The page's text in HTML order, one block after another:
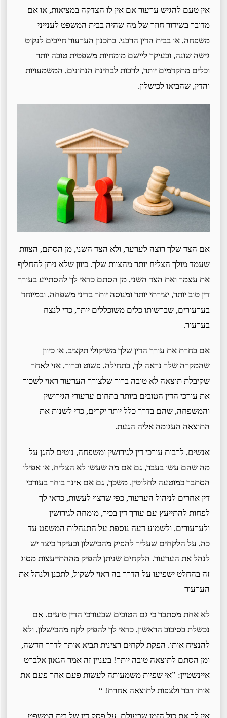
אין טעם להגיש ערעור אם אין לו הצדקה במציאות, או אם
מדובר בשידור חוזר של מה שהיה בבית המשפט לענייני
משפחה, או בבית הדין הרבני. בתכנון הערעור חייבים לנקוט
גישה שונה, ובעיקר ליישם מומחיות משפטית טובה יותר
וכלים מתקדמים יותר, לרבות לבחינת הנתונים, המשמעויות
והדין, שהביאו לכישלון.
אם הצד שלך רוצה לערער, ולא הצד השני, מן הסתם, הצוות
שעמד מולך הצליח יותר מהצוות שלך. כיוון שלא ניתן להחליף
את עצמך ואת הצד השני, מן הסתם כדאי לך להסתייע בעורך
דין טוב יותר, יצירתי יותר ומנוסה יותר בדיני משפחה, ובמיוחד
בערעורים, שברשותו כלים משוכללים יותר, כדי לנצח
בערעור.
אם בחרת את עורך הדין שלך משיקולי תקציב, או כיוון
שהמקרה שלך נראה לך, בתחילה, פשוט וברור, אזי לאחר
שקיבלת תוצאה לא טובה ברור שלצורך הערעור ראוי לשכור
את עורכי הדין הטובים ביותר בתחום ערעורי הגירושין
והמשפחה, שהם בדרך כלל יותר יקרים, כדי לשנות את
התוצאה העגומה אליה הגעת.
אנשים, לרבות עורכי דין לגירושין ומשפחה, נוטים להגן על
מה שהם עשו בעבר, גם אם מה שעשו לא הצליח, או אפילו
הסתבר כמוטעה לחלוטין. משכך, גם אם אינך בוחר בעורכי
דין אחרים לניהול הערעור, כפי שרצוי לעשות, כדאי לך
לפחות להתייעץ עם עורך דין בכיר, מומחה לגירושין
ולערעורים, ולשמוע דעה נוספת על התנהלות המשפט עד
כה, על הלקחים שעליך להפיק מהכישלון ובעיקר כיצד יש
לנהל את הערעור. הלקחים שניתן להפיק מההתייעצות מסוג
זה בהחלט ישפיעו על הדרך בה ראוי לשקול, לתכנן ולנהל את
הערעור
לא אחת מסתבר כי גם הטובים שבעורכי הדין טועים. אם
נכשלת בסיבוב הראשון, כדאי לך להפיק לקח מהכישלון, ולא
להנציח אותו. הפקת לקחים רצינית תביא אותך לדרך חדשה,
ומן הסתם לתוצאה טובה יותר! בעניין זה אמר הגאון אלברט
איינשטיין: ”אי שפיות משמעותה לעשות פעם אחר פעם את
אותו דבר ולצפות לתוצאה אחרת! “
אין לך את כול הזמן שבעולם. על פסק דין של בית המשפט